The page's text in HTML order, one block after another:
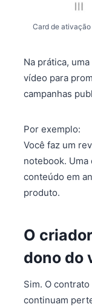
Card de
Na prática,
vídeo para
campanhas
Por exemplo:
Você faz um
notebook.
conteúdo em
produto.
O
dono do
Sim. O
continuam